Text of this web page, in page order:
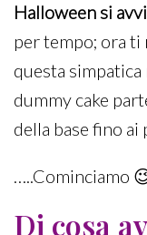
Halloween si
per tempo; ora
questa
dummy cake
della base fino
…..Cominciamo
Di cosa